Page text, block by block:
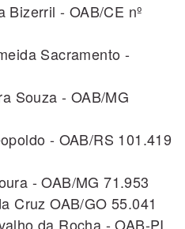
- OAB/CE nº
Sacramento -
Souza - OAB/MG
- OAB/RS 101.419
- OAB/MG 71.953
OAB/GO 55.041
da Rocha - OAB-PI